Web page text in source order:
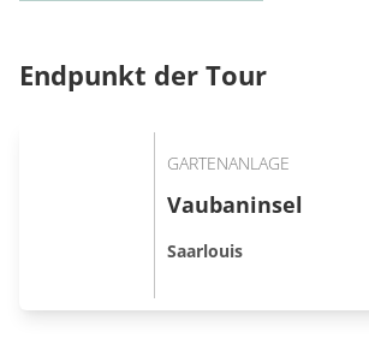
Endpunkt der Tour
GARTENANLAGE
Vaubaninsel
Saarlouis